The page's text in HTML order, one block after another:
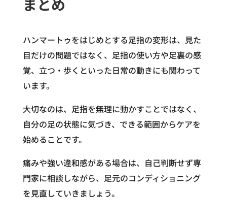
ハンマートゥをはじめとする足指の変形は、見た
目だけの問題ではなく、足指の使い方や足裏の感
覚、立つ・歩くといった日常の動きにも関わって
います。
大切なのは、足指を無理に動かすことではなく、
自分の足の状態に気づき、できる範囲からケアを
始めることです。
痛みや強い違和感がある場合は、自己判断せず専
門家に相談しながら、足元のコンディショニング
を見直していきましょう。